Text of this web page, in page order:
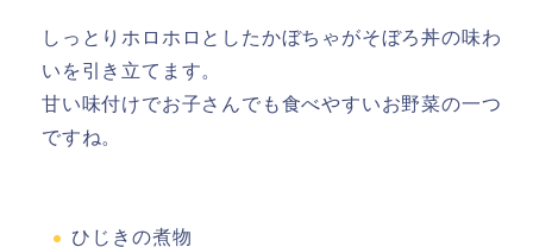
しっとりホロホロとしたかぼちゃがそぼろ丼の味わ
いを引き立てます。
甘い味付けでお子さんでも食べやすいお野菜の一つ
ですね。
ひじきの煮物